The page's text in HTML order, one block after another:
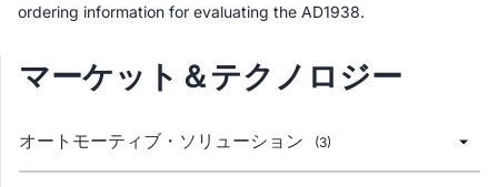
ordering information for evaluating the AD1938.
マーケット＆テクノロジー
オートモーティブ・ソリューション (3)